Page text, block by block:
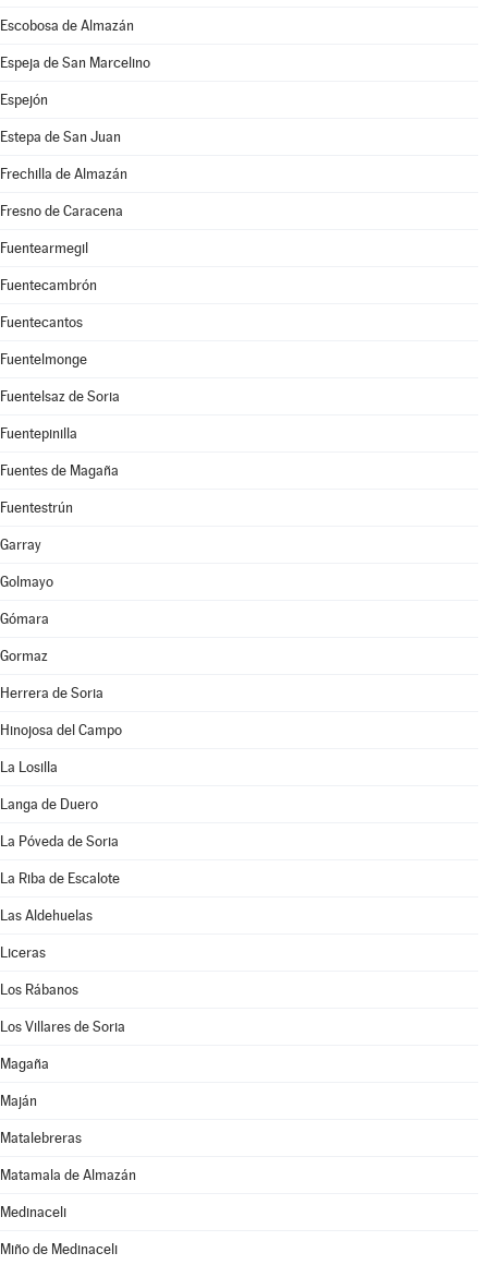
Escobosa de Almazán
Espeja de San Marcelino
Espejón
Estepa de San Juan
Frechilla de Almazán
Fresno de Caracena
Fuentearmegil
Fuentecambrón
Fuentecantos
Fuentelmonge
Fuentelsaz de Soria
Fuentepinilla
Fuentes de Magaña
Fuentestrún
Garray
Golmayo
Gómara
Gormaz
Herrera de Soria
Hinojosa del Campo
La Losilla
Langa de Duero
La Póveda de Soria
La Riba de Escalote
Las Aldehuelas
Liceras
Los Rábanos
Los Villares de Soria
Magaña
Maján
Matalebreras
Matamala de Almazán
Medinaceli
Miño de Medinaceli